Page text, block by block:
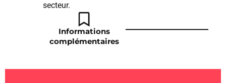
secteur.
Informations
complémentaires